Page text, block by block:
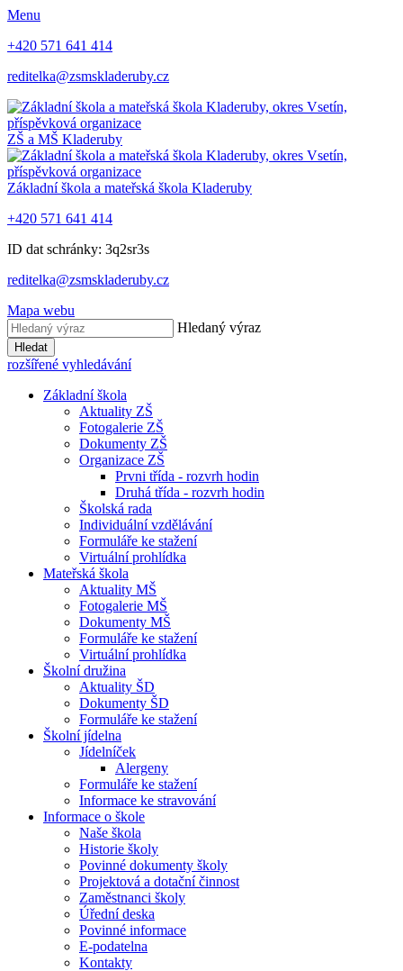
Menu
+420 571 641 414
reditelka@zsmskladeruby.cz
ZŠ a MŠ Kladeruby
Základní škola a mateřská škola Kladeruby
+420 571 641 414
ID dat schránky: 3q2sr3s
reditelka@zsmskladeruby.cz
Mapa webu
Hledaný výraz
Hledat
rozšířené vyhledávání
Základní škola
Aktuality ZŠ
Fotogalerie ZŠ
Dokumenty ZŠ
Organizace ZŠ
Prvni třída - rozvrh hodin
Druhá třída - rozvrh hodin
Školská rada
Individuální vzdělávání
Formuláře ke stažení
Virtuální prohlídka
Mateřská škola
Aktuality MŠ
Fotogalerie MŠ
Dokumenty MŠ
Formuláře ke stažení
Virtuální prohlídka
Školní družina
Aktuality ŠD
Dokumenty ŠD
Formuláře ke stažení
Školní jídelna
Jídelníček
Alergeny
Formuláře ke stažení
Informace ke stravování
Informace o škole
Naše škola
Historie školy
Povinné dokumenty školy
Projektová a dotační činnost
Zaměstnanci školy
Úřední deska
Povinné informace
E-podatelna
Kontakty